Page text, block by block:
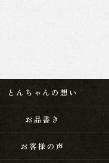
とんちゃんの想い
お品書き
お客様の声